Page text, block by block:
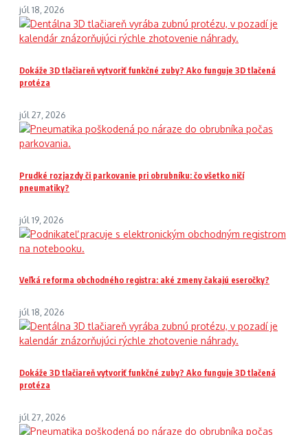
júl 18, 2026
Dokáže 3D tlačiareň vytvoriť funkčné zuby? Ako funguje 3D tlačená
protéza
júl 27, 2026
Prudké rozjazdy či parkovanie pri obrubníku: čo všetko ničí
pneumatiky?
júl 19, 2026
Veľká reforma obchodného registra: aké zmeny čakajú eseročky?
júl 18, 2026
Dokáže 3D tlačiareň vytvoriť funkčné zuby? Ako funguje 3D tlačená
protéza
júl 27, 2026